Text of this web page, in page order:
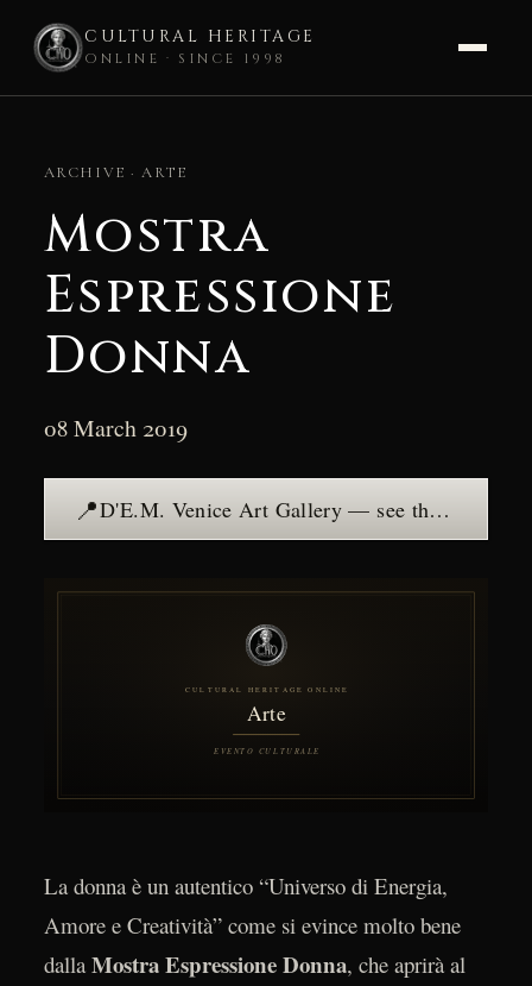
CULTURAL HERITAGE
ONLINE · SINCE 1998
contentARCHIVE · ARTE
Mostra
Espressione
Donna
08 March 2019
📍 D'E.M. Venice Art Gallery — see the place →
La donna è un autentico “Universo di Energia,
Amore e Creatività” come si evince molto bene
dalla Mostra Espressione Donna, che aprirà al